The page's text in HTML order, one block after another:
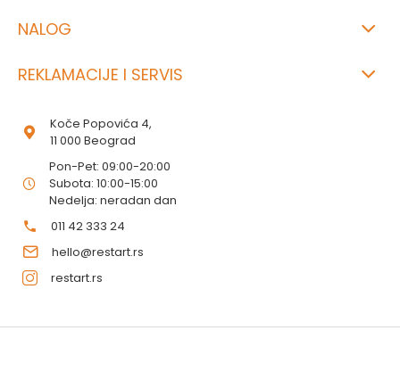
NALOG
REKLAMACIJE I SERVIS
Koče Popovića 4,
11 000 Beograd
Pon-Pet: 09:00-20:00
Subota: 10:00-15:00
Nedelja: neradan dan
011 42 333 24
hello@restart.rs
restart.rs